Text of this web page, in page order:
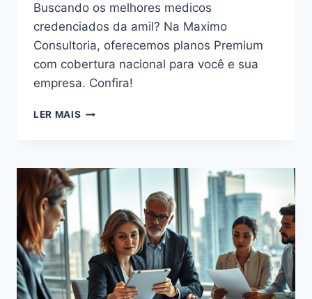
Buscando os melhores medicos
credenciados da amil? Na Maximo
Consultoria, oferecemos planos Premium
com cobertura nacional para você e sua
empresa. Confira!
LER MAIS CONSULTORIA
TER
MEDICOS
CREDENCIADOS
DA
AMIL